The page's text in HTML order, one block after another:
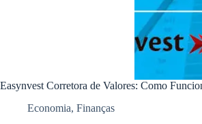
Easynvest Corretora de Valores: Como
Economia, Finanças